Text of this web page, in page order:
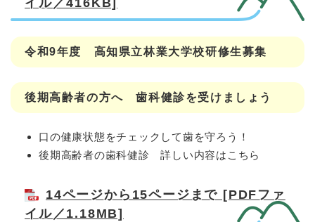
イル／416KB]
令和9年度 高知県立林業大学校研修生募集
後期高齢者の方へ 歯科健診を受けましょう​
口の健康状態をチェックして歯を守ろう！
後期高齢者の歯科健診 詳しい内容はこちら
14ページから15ページまで [PDFファ
イル／1.18MB]